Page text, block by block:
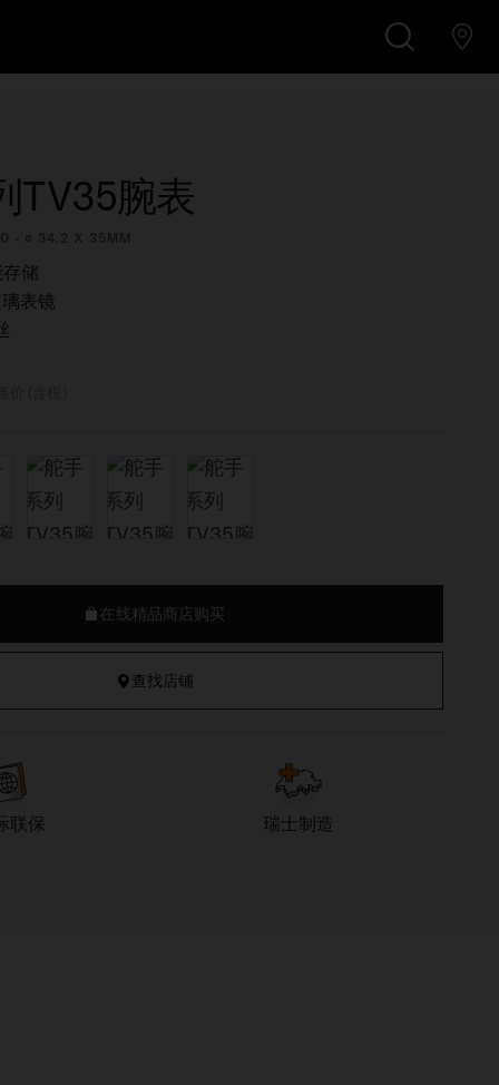
TV35腕表
储
表镜
在线精品商店购买
查找店铺
联保 瑞士制造
在线精品商店购买